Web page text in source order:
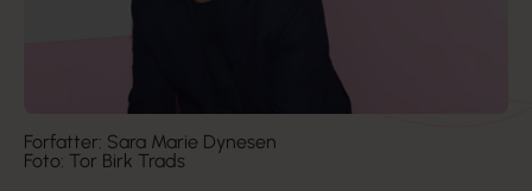
Forfatter: Sara Marie Dynesen
Foto: Tor Birk Trads